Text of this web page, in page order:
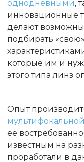
однодневными,
инновационные технологии, производители
делают
подбирать «свою» контактную оптику, с теми
которые им и нужны больше. Разнообразие
этого типа линз
Опыт
ее
известным на разных континентах
проработали в